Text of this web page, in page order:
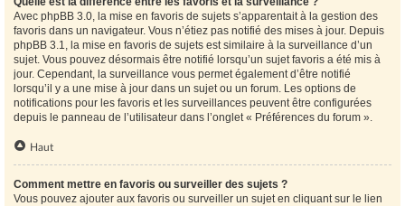
Avec phpBB 3.0, la mise en favoris de sujets s’apparentait à la gestion des
favoris dans un navigateur. Vous n’étiez pas notifié des mises à jour. Depuis
phpBB 3.1, la mise en favoris de sujets est similaire à la surveillance d’un
sujet. Vous pouvez désormais être notifié lorsqu’un sujet favoris a été mis à
jour. Cependant, la surveillance vous permet également d’être notifié
lorsqu’il y a une mise à jour dans un sujet ou un forum. Les options de
notifications pour les favoris et les surveillances peuvent être configurées
depuis le panneau de l’utilisateur dans l’onglet « Préférences du forum ».
Haut
Comment mettre en favoris ou surveiller des sujets ?
Vous pouvez ajouter aux favoris ou surveiller un sujet en cliquant sur le lien